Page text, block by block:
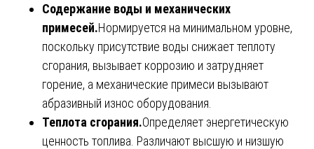
Содержание воды и механических
примесей.Нормируется на минимальном уровне,
поскольку присутствие воды снижает теплоту
сгорания, вызывает коррозию и затрудняет
горение, а механические примеси вызывают
абразивный износ оборудования.
Теплота сгорания.Определяет энергетическую
ценность топлива. Различают высшую и низшую